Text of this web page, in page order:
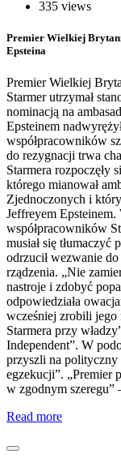
335 views
Premier Wielkiej
Epsteina
Premier Wielkiej
Starmer utrzymał
nominacją na
Epsteinem
współpracowników
do rezygnacji trwa
Starmera rozpoczęły
którego mianował
Zjednoczonych i
Jeffreyem
współpracowników
musiał się tłumaczyć
odrzucił wezwanie
rządzenia. „Nie
nastroje i zdobyć
odpowiedziała
wcześniej zrobili
Starmera przy
Independent”. W
przyszli na polityczny
egzekucji”. „Premier
w zgodnym szeregu”
Read more